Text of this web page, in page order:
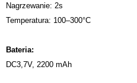
Nagrzewanie: 2s
Temperatura: 100–300°C
Bateria:
DC3,7V, 2200 mAh